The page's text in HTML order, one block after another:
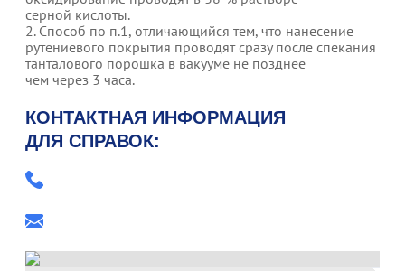
серной кислоты.
2. Способ по п.1, отличающийся тем, что нанесение
рутениевого покрытия проводят сразу после спекания
танталового порошка в вакууме не позднее
чем через 3 часа.
КОНТАКТНАЯ ИНФОРМАЦИЯ
ДЛЯ СПРАВОК: